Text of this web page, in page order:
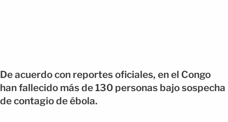
De acuerdo con reportes oficiales, en el Congo
han fallecido más de 130 personas bajo sospecha
de contagio de ébola.